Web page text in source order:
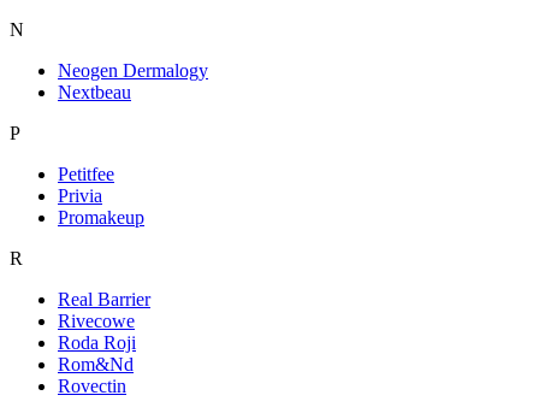
N
Neogen Dermalogy
Nextbeau
P
Petitfee
Privia
Promakeup
R
Real Barrier
Rivecowe
Roda Roji
Rom&Nd
Rovectin